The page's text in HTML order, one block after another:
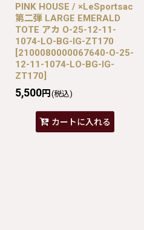
PINK HOUSE / ×LeSportsac
第二弾 LARGE EMERALD
TOTE アカ O-25-12-11-
1074-LO-BG-IG-ZT170
[2100080000067640-O-25-
12-11-1074-LO-BG-IG-
ZT170]
5,500円 (税込)
カートに入れる